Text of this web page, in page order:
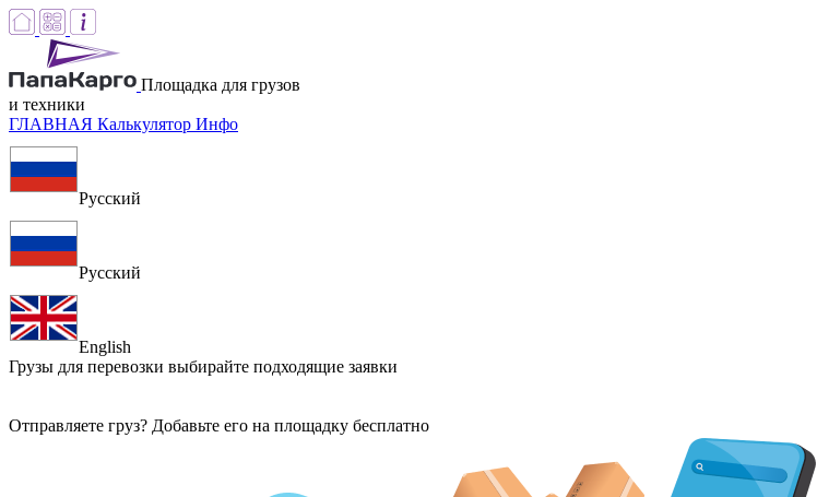
Площадка для грузов
и техники
ГЛАВНАЯ Калькулятор Инфо
Русский
Русский
English
Грузы для перевозки выбирайте подходящие заявки
Отправляете груз? Добавьте его на площадку бесплатно